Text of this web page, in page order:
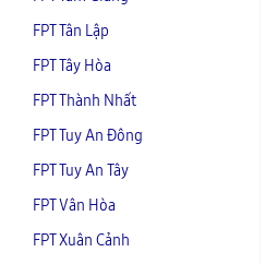
FPT Tân Lập
FPT Tây Hòa
FPT Thành Nhất
FPT Tuy An Đông
FPT Tuy An Tây
FPT Vân Hòa
FPT Xuân Cảnh